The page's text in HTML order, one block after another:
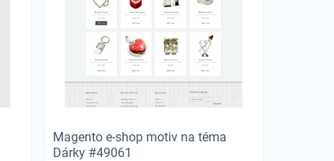
Magento e-shop motiv na téma
Dárky #49061